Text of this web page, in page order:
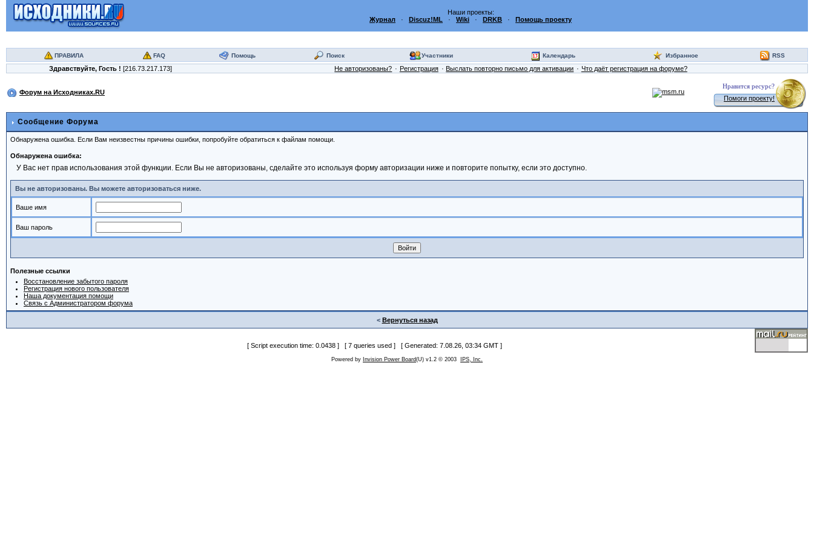
Наши проекты:
Журнал · Discuz!ML · Wiki · DRKB · Помощь проекту
ПРАВИЛА FAQ Помощь Поиск Участники Календарь Избранное RSS
Здравствуйте, Гость ! [216.73.217.173] Не авторизованы? Регистрация Выслать повторно письмо для активации Что даёт регистрация на форуме?
Форум на Исходниках.RU
Нравится ресурс?
Помоги проекту!
Сообщение Форума
Обнаружена ошибка. Если Вам неизвестны причины ошибки, попробуйте обратиться к файлам помощи.
Обнаружена ошибка:
У Вас нет прав использования этой функции. Если Вы не авторизованы, сделайте это используя форму авторизации ниже и повторите попытку, если это доступно.
Вы не авторизованы. Вы можете авторизоваться ниже.
Ваше имя
Ваш пароль
Полезные ссылки
Восстановление забытого пароля
Регистрация нового пользователя
Наша документация помощи
Связь с Администратором форума
< Вернуться назад
[ Script execution time: 0.0438 ] [ 7 queries used ] [ Generated: 7.08.26, 03:34 GMT ]
Powered by Invision Power Board(U) v1.2 © 2003 IPS, Inc.